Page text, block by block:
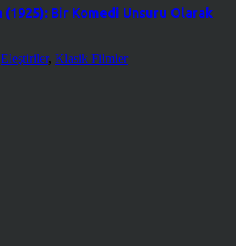
(1925): Bir Komedi Unsuru Olarak
Eleştiriler, Klasik Filmler